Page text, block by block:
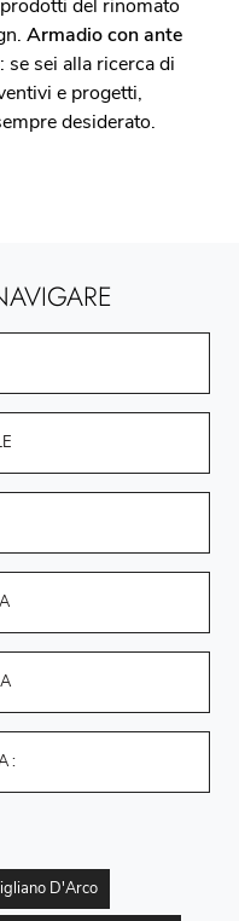
del rinomato
Armadio con ante
: se sei alla ricerca di
e progetti,
desiderato.
:
D'Arco